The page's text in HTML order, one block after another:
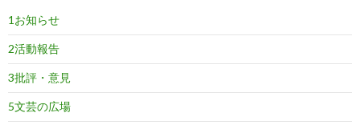
1お知らせ
2活動報告
3批評・意見
5文芸の広場